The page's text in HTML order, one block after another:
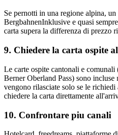
Se pernotti in una regione alpina,
BergbahnenInklusive e quasi
carta supera la differenza di prezzo
9. Chiedere la carta ospite
Le carte ospite cantonali e
Berner Oberland Pass) sono
vengono rilasciate solo se le
chiedere la carta direttamente
10. Confrontare piu canali